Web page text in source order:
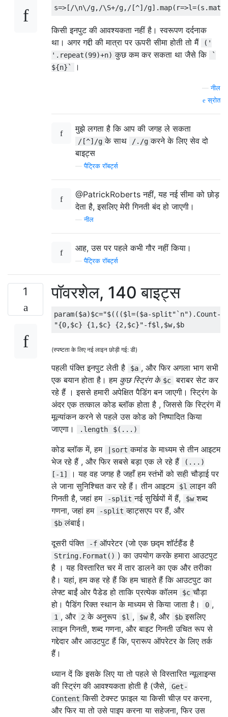
किसी इनपुट की आवश्यकता नहीं है। स्वरूपण दर्दनाक
था। अगर गद्दी की मात्रा पर ऊपरी सीमा होती तो मैं
('
'.repeat(99)+n) कुछ कम कर सकता था जैसे कि
`
${n}`
।
—नील
स्रोत
मुझे लगता है कि आप की जगह ले सकता
/[^]/g के साथ /./g करने के लिए सेव दो
बाइट्स
—पैट्रिक रॉबर्ट्स
@PatrickRoberts नहीं, यह नई सीमा को छोड़
देता है, इसलिए मेरी गिनती बंद हो जाएगी।
—नील
आह, उस पर पहले कभी गौर नहीं किया।
—पैट्रिक रॉबर्ट्स
1 पॉवरशेल, 140 बाइट्स
param($a)$c="$((($l=($a-
(स्पष्टता के लिए नई लाइन छोड़ी गई: डी)
पहली पंक्ति इनपुट लेती है $a , और फिर अगला भाग सभी
एक बयान होता है। हम कुछ स्ट्रिंग के $c बराबर सेट कर
रहे हैं । इससे हमारी अपेक्षित पैडिंग बन जाएगी। स्ट्रिंग के
अंदर एक तत्काल कोड ब्लॉक होता है , जिससे कि स्ट्रिंग में
मूल्यांकन करने से पहले उस कोड को निष्पादित किया
जाएगा।
.length $(...)
कोड ब्लॉक में, हम |sort कमांड के माध्यम से तीन आइटम
भेज रहे हैं , और फिर सबसे बड़ा एक ले रहे हैं
(...)
[-1]
। यह वह जगह है जहाँ हम स्तंभों को सही चौड़ाई पर
ले जाना सुनिश्चित कर रहे हैं। तीन आइटम
$l लाइन की
गिनती है, जहां हम
-split नई सुर्खियों में हैं, $w शब्द
गणना, जहां हम
-split व्हाट्सएप पर हैं, और
$b लंबाई।
दूसरी पंक्ति
-f ऑपरेटर (जो एक छद्म शॉर्टहैंड है
String.Format() ) का उपयोग करके हमारा आउटपुट
है । यह विस्तारित चर में तार डालने का एक और तरीका
है। यहां, हम कह रहे हैं कि हम चाहते हैं कि आउटपुट का
लेफ्ट बाईं ओर पैडेड हो ताकि प्रत्येक कॉलम
$c चौड़ा
हो। पैडिंग रिक्त स्थान के माध्यम से किया जाता है।
0 ,
1 , और 2 के अनुरूप $l , $w है, और $b इसलिए
लाइन गिनती, शब्द गणना, और बाइट गिनती उचित रूप से
गद्देदार और आउटपुट हैं कि, प्रारूप ऑपरेटर के लिए तर्क
हैं।
ध्यान दें कि इसके लिए या तो पहले से विस्तारित न्यूलाइन्स
की स्ट्रिंग की आवश्यकता होती है (जैसे,
Get-
Content किसी टेक्स्ट फ़ाइल या किसी चीज़ पर करना,
और फिर या तो उसे पाइप करना या सहेजना, फिर उस